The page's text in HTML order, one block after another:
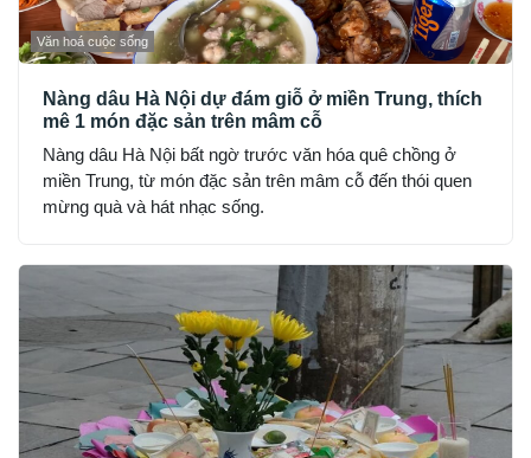
Văn hoá cuộc sống
Nàng dâu Hà Nội dự đám giỗ ở miền Trung, thích
mê 1 món đặc sản trên mâm cỗ
Nàng dâu Hà Nội bất ngờ trước văn hóa quê chồng ở
miền Trung, từ món đặc sản trên mâm cỗ đến thói quen
mừng quà và hát nhạc sống.